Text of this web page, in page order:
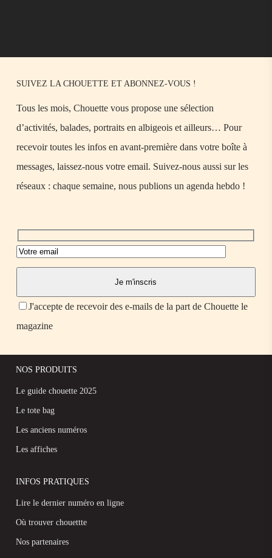
SUIVEZ LA CHOUETTE ET ABONNEZ-VOUS !
Tous les mois, Chouette vous propose une sélection
d’activités, balades, portraits en albigeois et ailleurs… Pour
recevoir toutes les infos en avant-première dans votre boîte à
messages, laissez-nous votre email. Suivez-nous aussi sur les
réseaux : chaque semaine, nous publions un agenda hebdo !
J'accepte de recevoir des e-mails de la part de Chouette le
magazine
NOS PRODUITS
Le guide chouette 2025
Le tote bag
Les anciens numéros
Les affiches
INFOS PRATIQUES
Lire le dernier numéro en ligne
Où trouver chouettte
Nos partenaires